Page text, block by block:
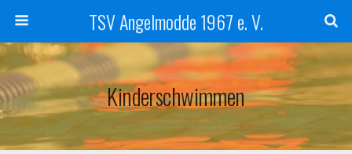
TSV Angelmodde 1967 e. V.
Kinderschwimmen